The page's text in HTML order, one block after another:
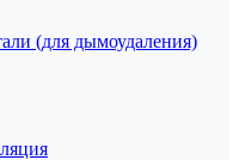
(для дымоудаления)